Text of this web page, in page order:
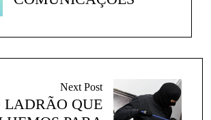
Next Post
LADRÃO QUE